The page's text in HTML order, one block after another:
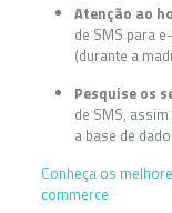
Atenção ao
de SMS para
(durante a
Pesquise os
de SMS,
a base de
Conheça os
commerce